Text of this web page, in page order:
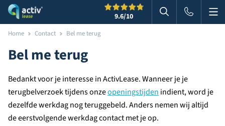
9.6/10 Zoeken in
Home Contact Bel me terug
Bel me terug
Bedankt voor je interesse in ActivLease. Wanneer je je
terugbelverzoek tijdens onzeopeningstijden indient, word je
dezelfde werkdag nog teruggebeld. Anders nemen wij altijd
de eerstvolgende werkdag contact met je op.